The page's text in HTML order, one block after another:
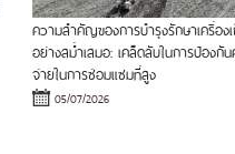
ความสำคัญของการบำรุงรักษาเครื่อง
อย่างสม่ำเสมอ: เคล็ดลับในการป้องกัน
จ่ายในการซ่อมแซมที่สูง
05/07/2026